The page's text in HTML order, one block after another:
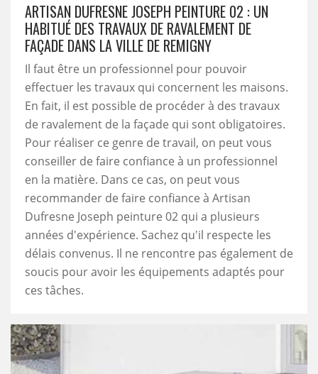
ARTISAN DUFRESNE JOSEPH PEINTURE 02 : UN
HABITUÉ DES TRAVAUX DE RAVALEMENT DE
FAÇADE DANS LA VILLE DE REMIGNY
Il faut être un professionnel pour pouvoir
effectuer les travaux qui concernent les maisons.
En fait, il est possible de procéder à des travaux
de ravalement de la façade qui sont obligatoires.
Pour réaliser ce genre de travail, on peut vous
conseiller de faire confiance à un professionnel
en la matière. Dans ce cas, on peut vous
recommander de faire confiance à Artisan
Dufresne Joseph peinture 02 qui a plusieurs
années d'expérience. Sachez qu'il respecte les
délais convenus. Il ne rencontre pas également de
soucis pour avoir les équipements adaptés pour
ces tâches.